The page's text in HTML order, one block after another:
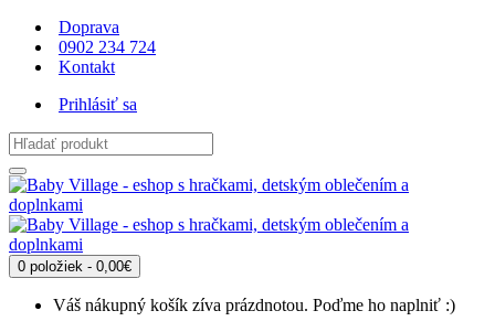
Doprava
0902 234 724
Kontakt
Prihlásiť sa
0 položiek - 0,00€
Váš nákupný košík zíva prázdnotou. Poďme ho naplniť :)